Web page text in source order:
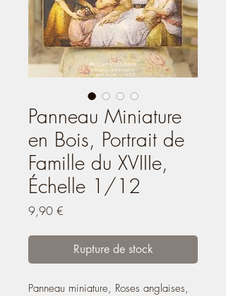
Panneau Miniature
en Bois, Portrait de
Famille du XVIIIe,
Échelle 1/12
9,90 €
Rupture de stock
Panneau miniature, Roses anglaises,